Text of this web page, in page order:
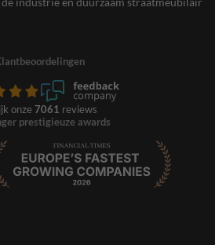
onze 7061 reviews
prestigieuze awards